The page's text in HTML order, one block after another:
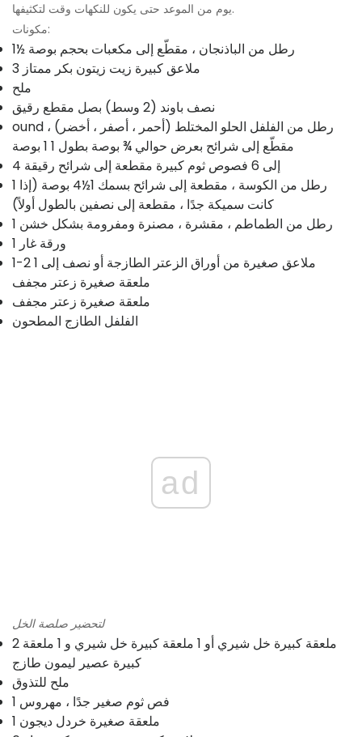
يوم من الموعد حتى يكون للنكهات وقت لتكثيفها.
مكونات:
1½ رطل من الباذنجان ، مقطّع إلى مكعبات بحجم بوصة
3 ملاعق كبيرة زيت زيتون بكر ممتاز
ملح
نصف باوند (2 وسط) بصل مقطع رقيق
ound رطل من الفلفل الحلو المختلط (أحمر ، أصفر ، أخضر) ،
مقطّع إلى شرائح بعرض حوالي ¾ بوصة بطول 1 1 بوصة
4 إلى 6 فصوص ثوم كبيرة مقطعة إلى شرائح رقيقة
1 رطل من الكوسة ، مقطعة إلى شرائح بسمك 1½4 بوصة (إذا
كانت سميكة جدًا ، مقطعة إلى نصفين بالطول أولاً)
1 رطل من الطماطم ، مقشرة ، مصنرة ومفرومة بشكل خشن
1 ورقة غار
1-2 ملاعق صغيرة من أوراق الزعتر الطازجة أو نصف إلى 1
ملعقة صغيرة زعتر مجفف
ملعقة صغيرة زعتر مجفف
الفلفل الطازج المطحون
ad
لتحضير صلصة الخل
2 ملعقة كبيرة خل شيري أو 1 ملعقة كبيرة خل شيري و 1 ملعقة
كبيرة عصير ليمون طازج
ملح للتذوق
1 فص ثوم صغير جدًا ، مهروس
1 ملعقة صغيرة خردل ديجون